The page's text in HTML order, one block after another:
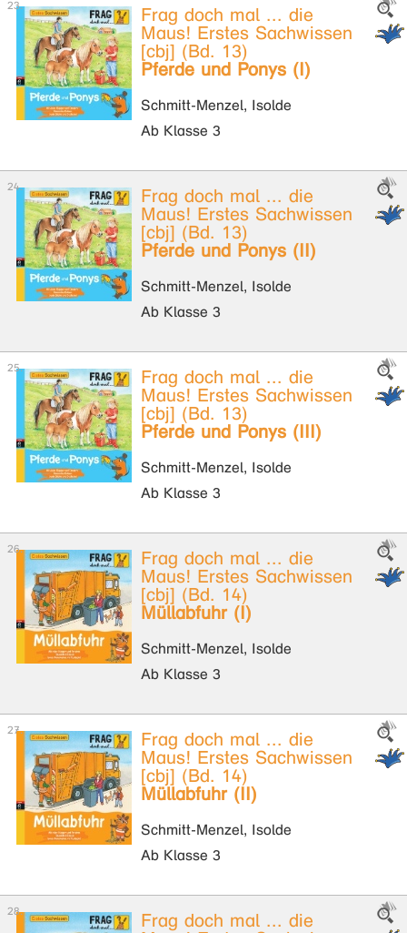
Frag doch mal ... die
Maus! Erstes Sachwissen
[cbj] (Bd. 13)
Pferde und Ponys (I)
Schmitt-Menzel, Isolde
Ab Klasse 3
Frag doch mal ... die
Maus! Erstes Sachwissen
[cbj] (Bd. 13)
Pferde und Ponys (II)
Schmitt-Menzel, Isolde
Ab Klasse 3
Frag doch mal ... die
Maus! Erstes Sachwissen
[cbj] (Bd. 13)
Pferde und Ponys (III)
Schmitt-Menzel, Isolde
Ab Klasse 3
Frag doch mal ... die
Maus! Erstes Sachwissen
[cbj] (Bd. 14)
Müllabfuhr (I)
Schmitt-Menzel, Isolde
Ab Klasse 3
Frag doch mal ... die
Maus! Erstes Sachwissen
[cbj] (Bd. 14)
Müllabfuhr (II)
Schmitt-Menzel, Isolde
Ab Klasse 3
Frag doch mal ... die